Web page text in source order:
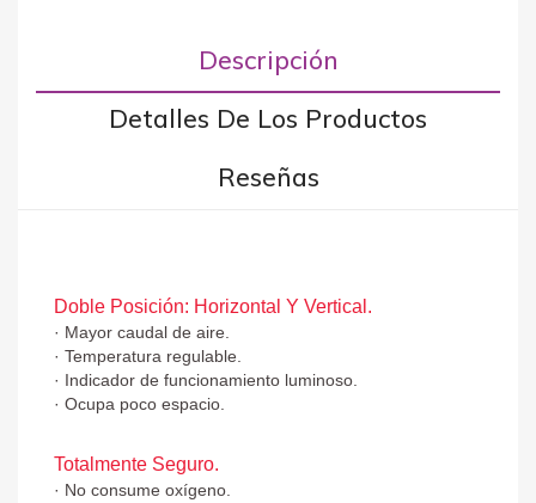
Descripción
Detalles De Los Productos
Reseñas
Doble Posición: Horizontal Y Vertical.
· Mayor caudal de aire.
· Temperatura regulable.
· Indicador de funcionamiento luminoso.
· Ocupa poco espacio.
Totalmente Seguro.
· No consume oxígeno.